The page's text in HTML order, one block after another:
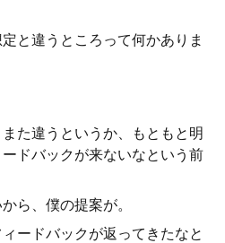
と違うところって何かありま
た違うというか、もともと明
ドバックが来ないなという前
ら、僕の提案が。
ードバックが返ってきたなと